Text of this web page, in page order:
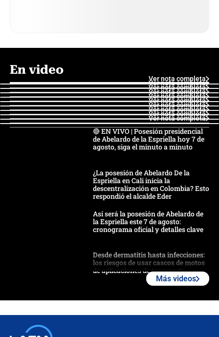
En video
Ver nota completa
Ver nota completa
Ver nota completa
Ver nota completa
Ver nota completa
Ver nota completa
Ver nota completa
Ver nota completa
Ver nota completa
Ver nota completa
🔴 EN VIVO | Posesión presidencial
de Abelardo de la Espriella hoy 7 de
agosto, siga el minuto a minuto
¿La posesión de Abelardo De la
Espriella en Cali inicia la
descentralización en Colombia? Esto
respondió el alcalde Eder
Así será la posesión de Abelardo de
la Espriella este 7 de agosto:
cronograma oficial y detalles clave
Desde dermatitis hasta infecciones:
los riesgos de usar cascos de motos
de aplicaciones de transporte
Más videos